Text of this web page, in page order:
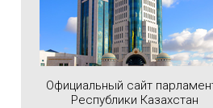
Официальный сайт
Республики Казахстан